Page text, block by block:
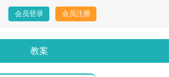
会员登录 会员注册
教案